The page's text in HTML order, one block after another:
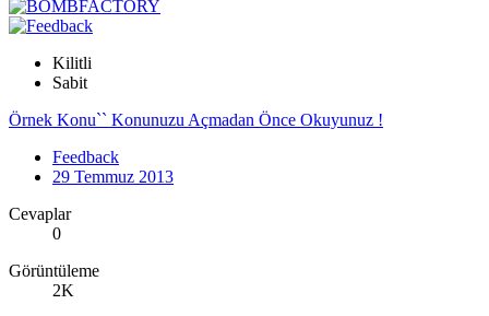
Kilitli
Sabit
Örnek Konu`` Konunuzu Açmadan Önce Okuyunuz !
Feedback
29 Temmuz 2013
Cevaplar
0
Görüntüleme
2K